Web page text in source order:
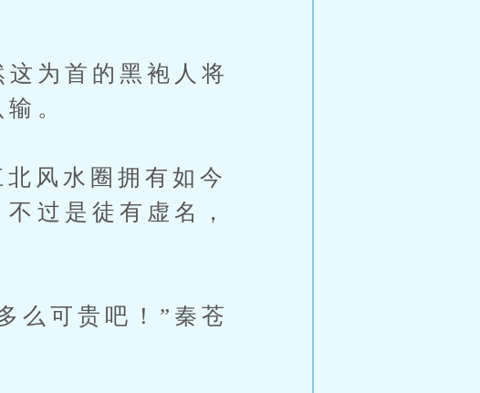
为首的黑袍人将
。
风水圈拥有如今
过是徒有虚名，
可贵吧！”秦苍